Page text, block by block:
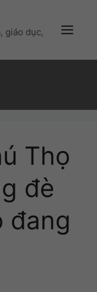
giáo dục,
Menu
Thọ
đè
đang